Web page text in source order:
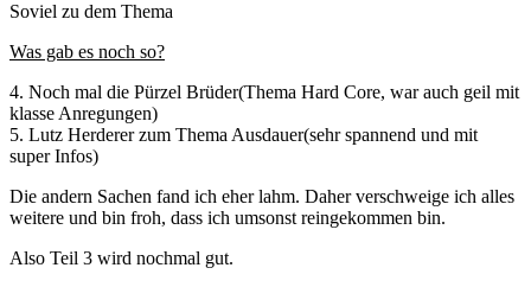
Soviel zu dem Thema
Was gab es noch so?
4. Noch mal die Pürzel Brüder(Thema Hard Core, war auch geil mit
klasse Anregungen)
5. Lutz Herderer zum Thema Ausdauer(sehr spannend und mit
super Infos)
Die andern Sachen fand ich eher lahm. Daher verschweige ich alles
weitere und bin froh, dass ich umsonst reingekommen bin.
Also Teil 3 wird nochmal gut.